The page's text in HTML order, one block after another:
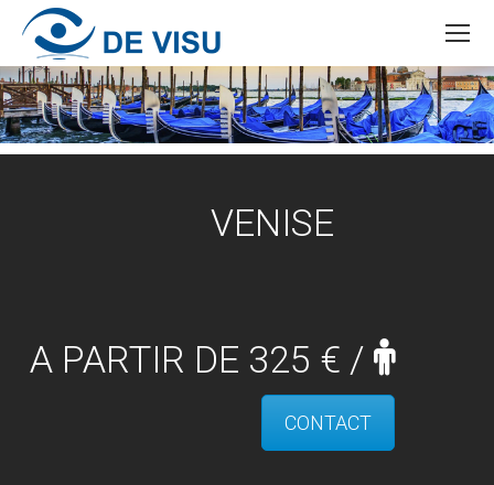
VENISE
A PARTIR DE 325 € /
CONTACT